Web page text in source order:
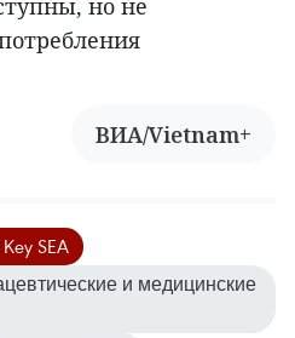
но не
ВИА/Vietnam+
SEA
и медицинские